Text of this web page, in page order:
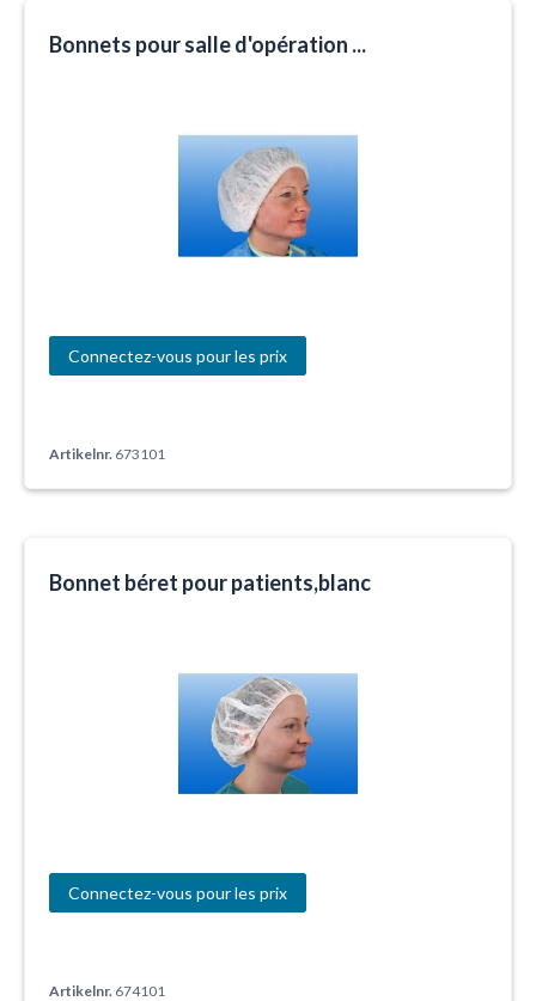
Bonnets pour salle d'opération ...
Connectez-vous pour les prix
Artikelnr. 673101
Bonnet béret pour patients,blanc
Connectez-vous pour les prix
Artikelnr. 674101